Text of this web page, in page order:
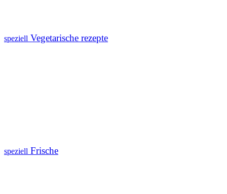
speziell Vegetarische rezepte
speziell Frische